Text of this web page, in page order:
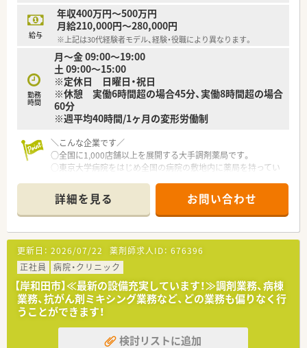
【職場環境と雰囲気】
■1日の処方箋枚数は70枚程度で、薬剤師は常時3名体制を基本
としているためゆとりを持って勤務できます。
■店舗には正社員の医療事務スタッフも2名在籍しており、薬剤
師が専門業務に集中できる環境が整っています。
■非常に離職率が低い法人であるため、20代の若手から60代の
ベテランまで幅広い年代が和気あいあいと活躍中です。
給与
年収400万円～500万円
月給210,000円～280,000円
※上記は30代経験者モデル、経験・役職により異なります。
勤務
時間
月～金 09:00～19:00
土 09:00～15:00
※定休日 日曜日・祝日
※休憩 実働6時間超の場合45分、実働8時間超の場合
60分
※週平均40時間/1ヶ月の変形労働制
＼こんな企業です／
○全国に1,000店舗以上を展開する大手調剤薬局です。
○東京大学病院をはじめ全国の病院の敷地内に薬局を持ってい
病診薬連携を強化することで、地域にお住いの患者様に高度な医
療の提供を実現しています。
○全店「同一の機械・システム」を採用しており、且つ処方箋の応
需内容が多岐にわたる（敷地内・病院門前・医療モール・CL門前）
ので、スキルUPしたい方にはお勧めもです。
○長期就業＆自己研讃を続ける事で給与があがる仕組みになっ
ており、将来的に高年収も狙う事が出来ます。
○インターネットを使って処方薬の飲み方を遠隔指導する「オン
ライン服薬指導」、今後も病院の「敷地内薬局」の推進、女性客の
取り込みを狙う店舗でデザインの一新。
M&Aによる店舗拡大と業界のリーディングカンパニーとして成
長を続けています。
○どの店舗も、最新システムが整っています！
詳細を見る お問い合わせ
更新日： 2026/07/22 薬剤師求人ID： 676396
正社員
病院・クリニック
【岸和田市】≪最新の設備充実しています！≫調剤業務、病棟
業務、抗がん剤ミキシング業務など、どの業務も偏りなく行
うことができます！
検討リストに追加